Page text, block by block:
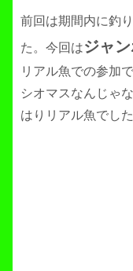
前回は期間内に釣
た。今回はジャ
リアル魚での参加
シオマスなんじゃ
はりリアル魚でした